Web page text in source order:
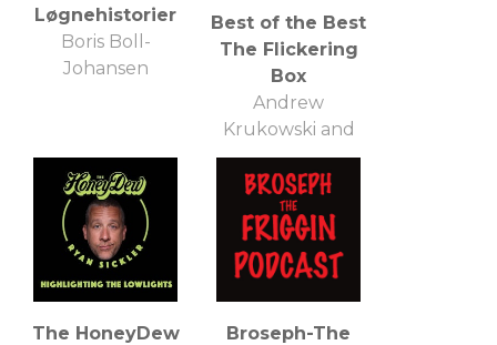
Løgnehistorier
Boris Boll-
Johansen
Best of the Best
The Flickering
Box
Andrew
Krukowski and
Mark Gonzales
The HoneyDew
Broseph-The